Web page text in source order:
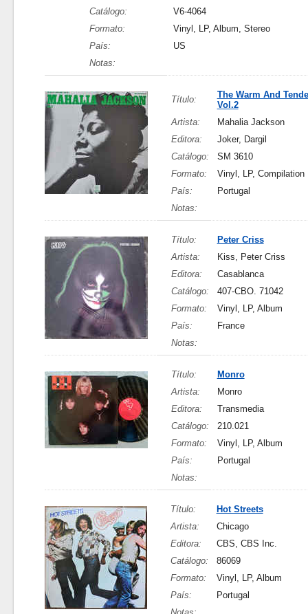
Catálogo:
V6-4064
Formato:
Vinyl, LP, Album, Stereo
País:
US
Notas:
Título:
The Warm And
Vol.2
Artista:
Mahalia Jackson
Editora:
Joker, Dargil
Catálogo:
SM 3610
Formato:
Vinyl, LP, Compilation
País:
Portugal
Notas:
Título:
Peter Criss
Artista:
Kiss, Peter Criss
Editora:
Casablanca
Catálogo:
407-CBO. 71042
Formato:
Vinyl, LP, Album
País:
France
Notas:
Título:
Monro
Artista:
Monro
Editora:
Transmedia
Catálogo:
210.021
Formato:
Vinyl, LP, Album
País:
Portugal
Notas:
Título:
Hot Streets
Artista:
Chicago
Editora:
CBS, CBS Inc.
Catálogo:
86069
Formato:
Vinyl, LP, Album
País:
Portugal